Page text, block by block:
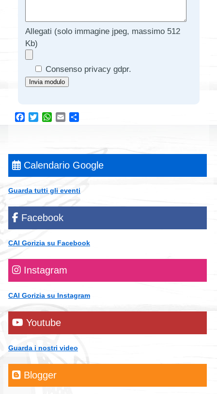
Allegati (solo immagine jpeg, massimo 512
Kb)
Consenso privacy gdpr.
Facebook
TwitterWhatsApp
Email
Calendario Google
Guarda tutti gli eventi
Facebook
CAI Gorizia su Facebook
Instagram
CAI Gorizia su Instagram
Youtube
Guarda i nostri video
Blogger